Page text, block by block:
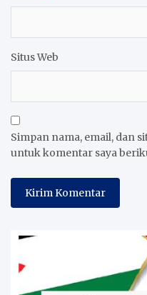
Situs Web
Simpan nama, email, dan
untuk komentar saya